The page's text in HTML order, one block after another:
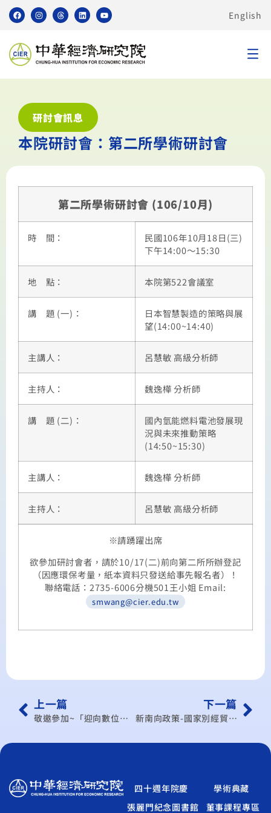
English
研討會訊息
本院研討會：第二所學術研討會
第二所學術研討會 (106/10月)
時 間：
民國106年10月18日(三)
下午14:00～15:30
地 點： 本院第522會議室
講 題 (一)：
日本智慧製造的策略與展
望(14:00~14:40)
主講人： 呂慧敏 高級分析師
主持人： 魏逸樺 分析師
講 題 (二)：
國內氫能燃料電池發展現
況與未來推動策略
(14:50~15:30)
主講人： 魏逸樺 分析師
主持人： 呂慧敏 高級分析師
※請踴躍出席
欲參加研討會者，請於10/17(二)前向第二所所辦登記
（因應環保考量，紙本資料只發送給事先報名者）！
聯絡電話：2735-6006分機501王小姐 Email:
smwang@cier.edu.tw
上一篇
敬邀參加~「迎向數位經濟 掌握新南向商機」論壇
下一篇
新南向政策-國家別經貿論壇系列研討會- 泰國投資與貿易商機
四十週年院慶
學術典藏
張麗門紀念圖書館
董事課程專區